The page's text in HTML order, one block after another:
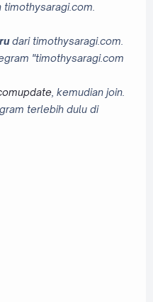
dari timothysaragi.com.
"timothysaragi.com
, kemudian join.
terlebih dulu di